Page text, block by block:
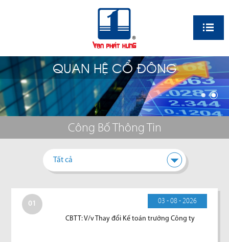
QUAN HỆ CỔ ĐÔNG
Công Bố Thông Tin
Tất cả
01 03 - 08 - 2026
CBTT: V/v Thay đổi Kế toán trưởng Công ty